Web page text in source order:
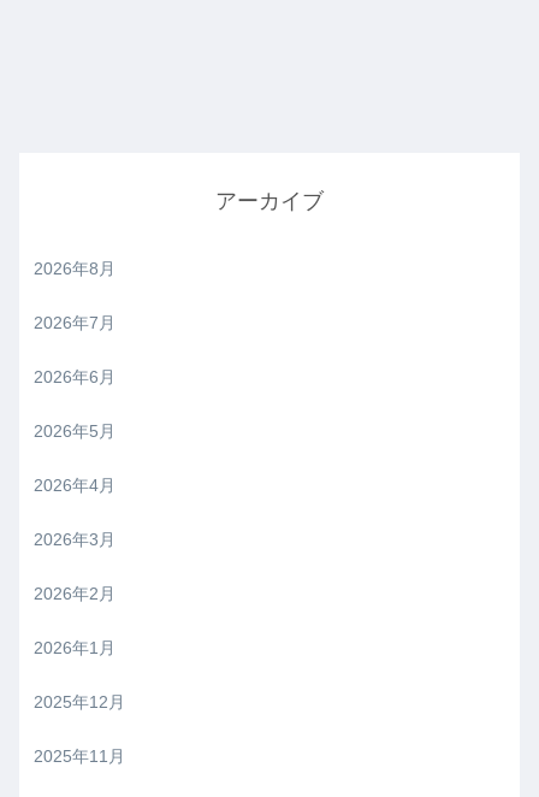
アーカイブ
2026年8月
2026年7月
2026年6月
2026年5月
2026年4月
2026年3月
2026年2月
2026年1月
2025年12月
2025年11月